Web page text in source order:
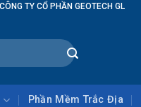
GLOBAL
Phần Mềm Trắc Địa